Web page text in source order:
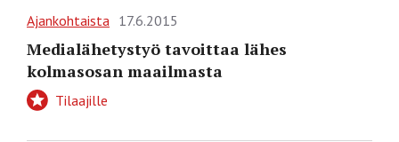
Ajankohtaista 17.6.2015
Medialähetystyö tavoittaa lähes
kolmasosan maailmasta
Tilaajille